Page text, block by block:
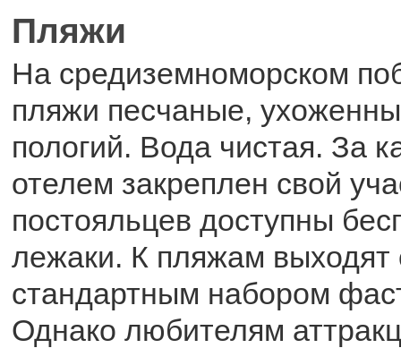
Пляжи
На средиземноморском
пляжи песчаные,
пологий. Вода чистая. За
отелем закреплен свой
постояльцев доступны
лежаки. К пляжам
стандартным набором
Однако любителям